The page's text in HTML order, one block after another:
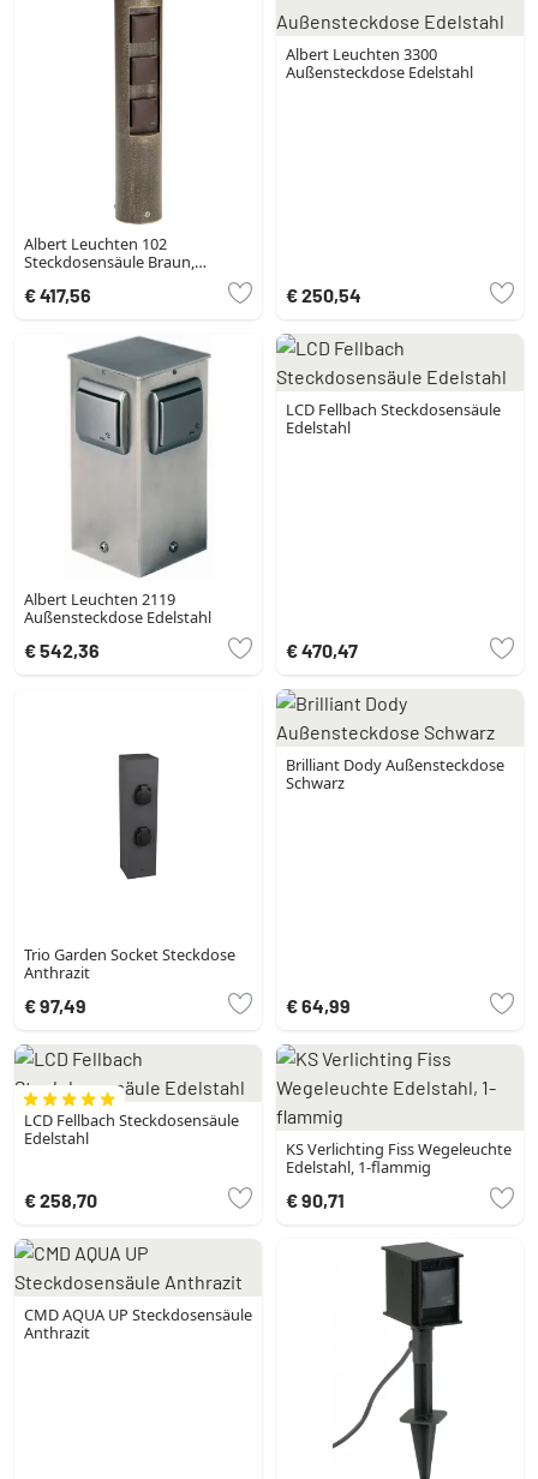
Albert Leuchten 102
Steckdosensäule Braun,
€ 417,56
Albert Leuchten 3300
Außensteckdose Edelstahl
€ 250,54
Albert Leuchten 2119
Außensteckdose Edelstahl
€ 542,36
LCD Fellbach Steckdosensäule
Edelstahl
€ 470,47
Trio Garden Socket Steckdose
Anthrazit
€ 97,49
Brilliant Dody Außensteckdose
Schwarz
€ 64,99
LCD Fellbach Steckdosensäule
Edelstahl
€ 258,70
KS Verlichting Fiss Wegeleuchte
Edelstahl, 1-flammig
€ 90,71
CMD AQUA UP Steckdosensäule
Anthrazit